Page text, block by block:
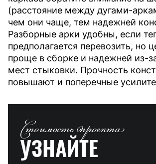
(расстояние между дугами-
чем они чаще, тем надежней
Разборные арки удобны, если
предполагается перевозить, но
проще в сборке и надежней из-
мест стыковки. Прочность
повышают и поперечные
Стоимость проекта
УЗНАЙТЕ